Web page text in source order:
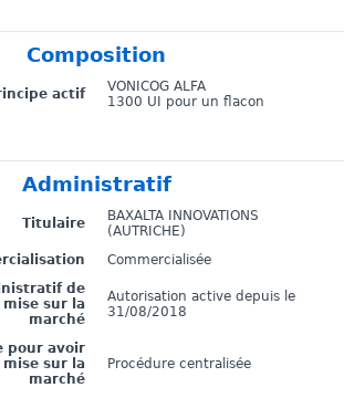
Composition
actif
VONICOG ALFA
1300 UI pour un flacon
Administratif
Titulaire
BAXALTA INNOVATIONS
(AUTRICHE)
Commercialisée
de
sur la
marché
Autorisation active depuis le
31/08/2018
pour avoir
sur la
marché
Procédure centralisée